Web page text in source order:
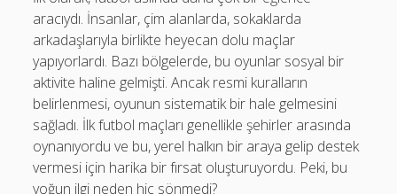
Liste
Sayfa Listesi
aracıydı. İnsanlar, çim alanlarda, sokaklarda
arkadaşlarıyla birlikte heyecan dolu maçlar
yapıyorlardı. Bazı bölgelerde, bu oyunlar sosyal bir
aktivite haline gelmişti. Ancak resmi kuralların
belirlenmesi, oyunun sistematik bir hale gelmesini
sağladı. İlk futbol maçları genellikle şehirler arasında
oynanıyordu ve bu, yerel halkın bir araya gelip destek
vermesi için harika bir fırsat oluşturuyordu. Peki, bu
yoğun ilgi neden hiç sönmedi?